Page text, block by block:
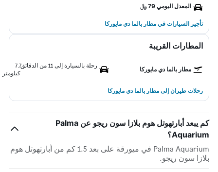
المعدل اليومي 79 ﷼
تأجير السيارات في مطار بالما دي مايوركا
المطارات القريبة
مطار بالما دي مايوركا
رحلة بالسيارة إلى 11 من الدقائق
7.7
كيلومتر
رحلات طيران إلى مطار بالما دي مايوركا
كم يبعد أبارتهوتل هوم بلازا سون ريجو عن Palma
Aquarium؟
Palma Aquarium في ميورقة على بعد 1.5 كم من أبارتهوتل هوم
بلازا سون ريجو.